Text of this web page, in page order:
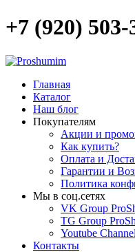
+7 (920) 503-
Главная
Каталог
Наш блог
Покупателям
Акции и
Как купить?
Оплата и
Гарантии и
Политика
Мы в соц.сетях
VK Group
TG Group
Youtube
Контакты